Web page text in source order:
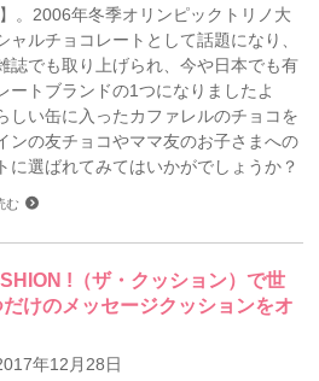
。2006年冬季オリンピックトリノ大
ャルチョコレートとして話題になり、
誌でも取り上げられ、今や日本でも有
ートブランドの1つになりましたよ
しい缶に入ったカファレルのチョコを
ンの友チョコやママ友のお子さまへの
に選ばれてみてはいかがでしょうか？
む
!（ザ・クッション）で世
けのメッセージクッションをオ
年12月28日